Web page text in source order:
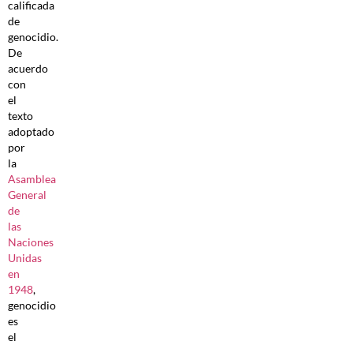
calificada
de
genocidio.
De
acuerdo
con
el
texto
adoptado
por
la
Asamblea
General
de
las
Naciones
Unidas
en
1948,
genocidio
es
el